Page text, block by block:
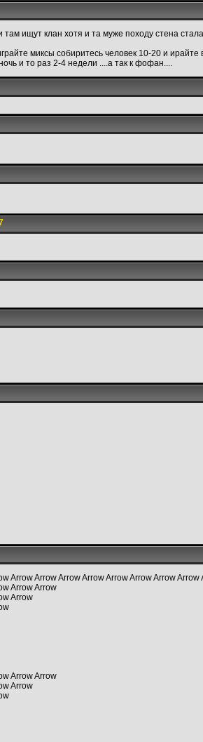
ищут клан хотя и та муже походу стена
миксы собиритесь человек 10-20 и ирайте
и то раз 2-4 недели ....а так к фофан....
Arrow Arrow Arrow Arrow Arrow Arrow Arrow Arrow
Arrow Arrow
Arrow
Arrow Arrow
Arrow